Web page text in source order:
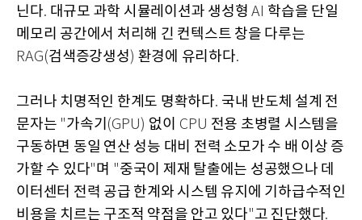
닌다. 대규모 과학 시뮬레이션과 생성형 AI 학습을 단일
메모리 공간에서 처리해 긴 컨텍스트 창을 다루는
RAG(검색증강생성) 환경에 유리하다.
그러나 치명적인 한계도 명확하다. 국내 반도체 설계 전
문자는 "가속기 (GPU) 없이 CPU 전용 초병렬 시스템을
구동하면 동일 연산 성능 대비 전력 소모가 수 배 이상 증
가할 수 있다"며 "중국이 제재 탈출에는 성공했으나 데
이터센터 전력 공급 한계와 시스템 유지에 기하급수적인
비용을 치르는 구조적 약점을 안고 있다"고 진단했다.